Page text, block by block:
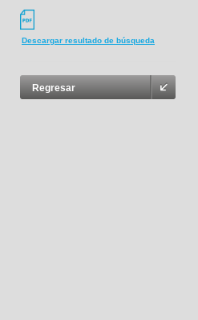
Descargar resultado de búsqueda
Regresar